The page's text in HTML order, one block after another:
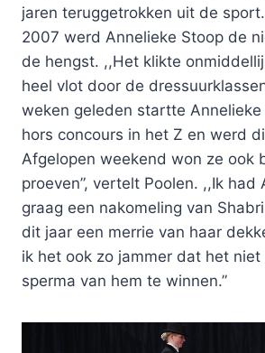
jaren teruggetrokken uit de
2007 werd Annelieke Stoop de
de hengst. ,,Het klikte
heel vlot door de
weken geleden startte
hors concours in het Z en werd
Afgelopen weekend won ze ook
proeven”, vertelt Poolen. ,,Ik had
graag een nakomeling van
dit jaar een merrie van haar
ik het ook zo jammer dat het
sperma van hem te winnen.”